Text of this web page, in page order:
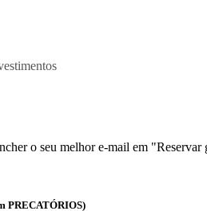
o seu melhor e-mail em
PRECATÓRIOS)